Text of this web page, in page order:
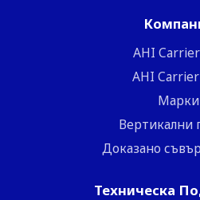
ΑΗΙ Carrier
AHI Carrier
Марки
Вертикални
Доказано
Техническа